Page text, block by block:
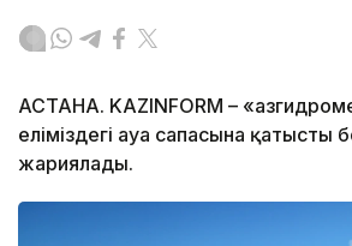
АСТАНА. KAZINFORM –
еліміздегі ауа сапасына қатысты
жариялады.